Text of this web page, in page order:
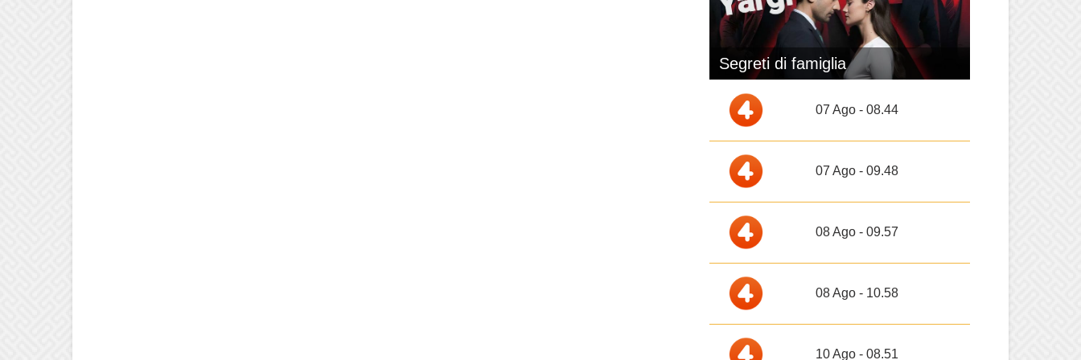
Segreti di famiglia
07 Ago - 08.44
07 Ago - 09.48
08 Ago - 09.57
08 Ago - 10.58
10 Ago - 08.51